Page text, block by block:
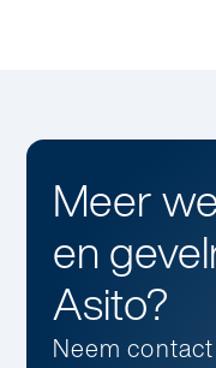
Meer
en
Asito?
Neem